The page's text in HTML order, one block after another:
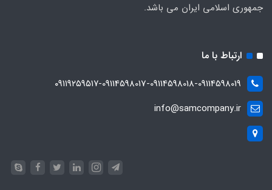
جمهوری اسلامی ایران می باشد.
ارتباط با ما
۰۹۱۱۹۲۵۹۵۱۷-09114598017-09114598018-09114598019
info@samcompany.ir